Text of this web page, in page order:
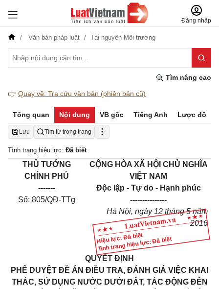
Đăng nhập
Văn bản pháp luật Tài nguyên-Môi trường
Tìm nâng cao
👉 Quay về: Tra cứu văn bản (phiên bản cũ)
Tổng quan Nội dung VB gốc Tiếng Anh Lược đồ
Lưu Tìm từ trong trang
Tình trạng hiệu lực: Đã biết
Hiệu lực: Đã biết
Tình trạng hiệu lực: Đã biết
THỦ TƯỚNG
CHÍNH PHỦ
-------
Số: 805/QĐ-TTg
CỘNG HÒA XÃ HỘI CHỦ NGHĨA
VIỆT NAM
Độc lập - Tự do - Hạnh phúc
---------------
Hà Nội, ngày 12tháng5năm
2016
QUYẾT ĐỊNH
PHÊ DUYỆT ĐỀ ÁN ĐIỀU TRA, ĐÁNH GIÁ VIỆC KHAI
THÁC, SỬ DỤNG NƯỚC DƯỚI ĐẤT, TÁC ĐỘNG ĐẾN